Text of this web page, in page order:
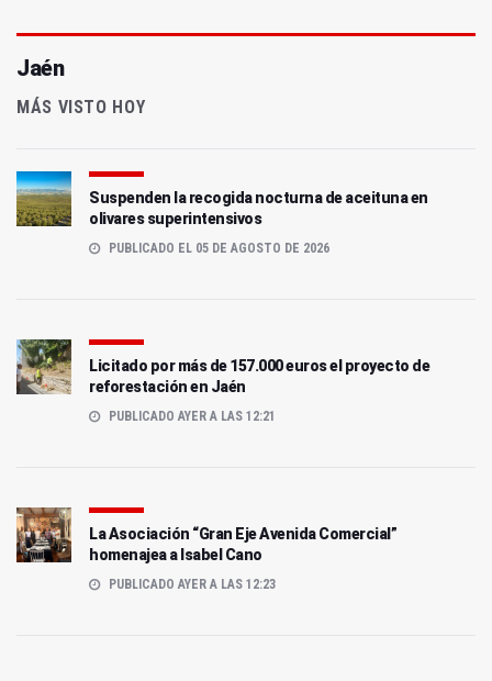
Jaén
MÁS VISTO HOY
Suspenden la recogida nocturna de aceituna en
olivares superintensivos
PUBLICADO EL 05 DE AGOSTO DE 2026
Licitado por más de 157.000 euros el proyecto de
reforestación en Jaén
PUBLICADO AYER A LAS 12:21
La Asociación “Gran Eje Avenida Comercial”
homenajea a Isabel Cano
PUBLICADO AYER A LAS 12:23